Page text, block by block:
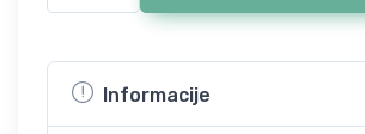
Informacije